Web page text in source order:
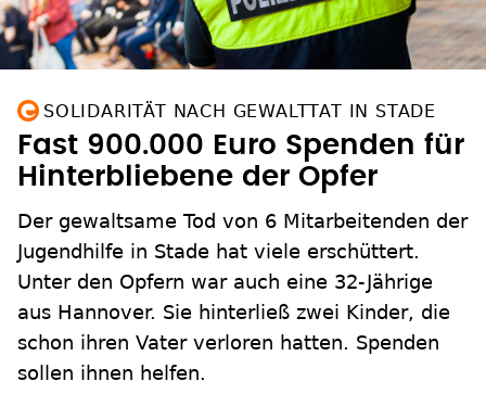
SOLIDARITÄT NACH GEWALTTAT IN STADE
Fast 900.000 Euro Spenden für
Hinterbliebene der Opfer
Der gewaltsame Tod von 6 Mitarbeitenden der
Jugendhilfe in Stade hat viele erschüttert.
Unter den Opfern war auch eine 32-Jährige
aus Hannover. Sie hinterließ zwei Kinder, die
schon ihren Vater verloren hatten. Spenden
sollen ihnen helfen.